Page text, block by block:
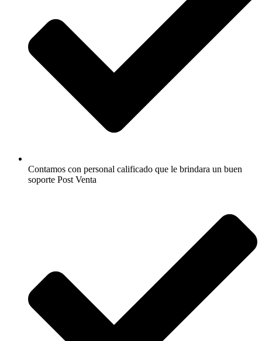
Contamos con personal calificado que le brindara un buen
soporte Post Venta